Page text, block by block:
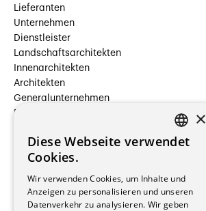
Lieferanten
Unternehmen
Dienstleister
Landschaftsarchitekten
Innenarchitekten
Architekten
Generalunternehmen
Beauftragte Unternehmen
Hersteller/Lieferanten
Bauherrschaften
Immobilienverwaltungsgesellschaften
Stockwerkeigentum
Reportagen
FRENCH
×
Diese Webseite verwendet
Cookies.
Wir verwenden Cookies, um Inhalte und
Anzeigen zu personalisieren und unseren
Datenverkehr zu analysieren. Wir geben